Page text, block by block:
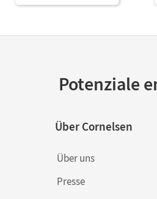
Potenziale
Über Cornelsen
Über uns
Presse